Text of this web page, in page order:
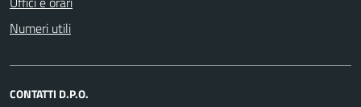
Numeri utili
CONTATTI D.P.O.